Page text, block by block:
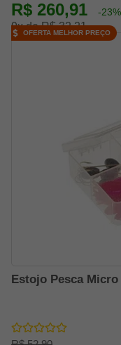
R$ 260,91 -
9x de R$ 32,21
Estojo Pesca
OFERTA MELHOR PREÇO